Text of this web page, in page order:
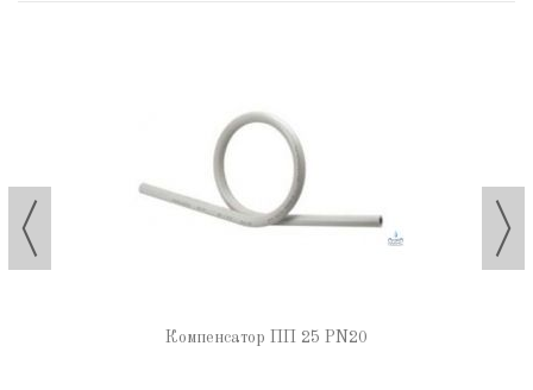
Компенсатор ПП 25 PN20